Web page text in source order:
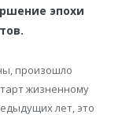
эпохи
произошло
жизненному
лет, это